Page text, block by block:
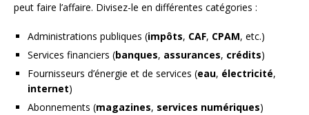
peut faire l’affaire. Divisez-le en différentes catégories :
Administrations publiques (impôts, CAF, CPAM, etc.)
Services financiers (banques, assurances, crédits)
Fournisseurs d’énergie et de services (eau, électricité,
internet)
Abonnements (magazines, services numériques)